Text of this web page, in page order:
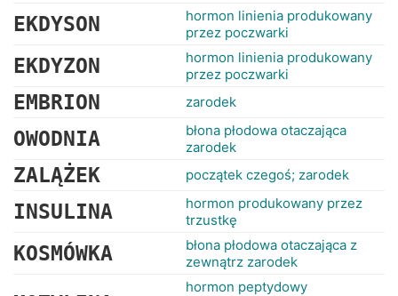
EKDYSON
hormon linienia produkowany
przez poczwarki
EKDYZON
hormon linienia produkowany
przez poczwarki
EMBRION zarodek
OWODNIA
błona płodowa otaczająca
zarodek
ZALĄŻEK początek czegoś; zarodek
INSULINA
hormon produkowany przez
trzustkę
KOSMÓWKA
błona płodowa otaczająca z
zewnątrz zarodek
hormon peptydowy